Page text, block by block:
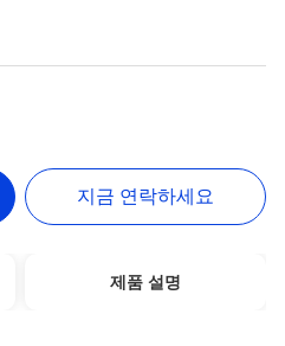
지금 연락하세요
제품 설명